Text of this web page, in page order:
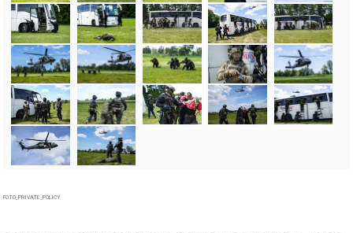
FOTO_PRIVATE_POLICY